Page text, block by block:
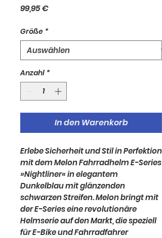
99,95 €Preis
Größe *
Anzahl *
In den Warenkorb
Erlebe Sicherheit und Stil in Perfektion
mit dem Melon Fahrradhelm E-Series
»Nightliner« in elegantem
Dunkelblau mit glänzenden
schwarzen Streifen. Melon bringt mit
der E-Series eine revolutionäre
Helmserie auf den Markt, die speziell
für E-Bike und Fahrradfahrer